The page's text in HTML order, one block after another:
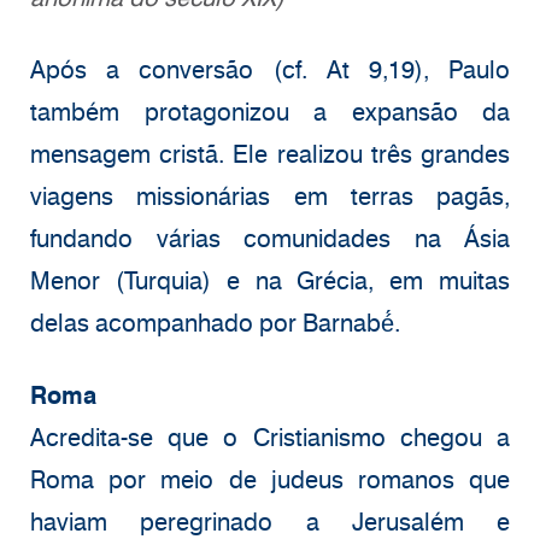
Após a conversão (cf. At 9,19), Paulo
também protagonizou a expansão da
mensagem cristã. Ele realizou três grandes
viagens missionárias em terras pagãs,
fundando várias comunidades na Ásia
Menor (Turquia) e na Grécia, em muitas
delas acompanhado por Barnabé́.
Roma
Acredita-se que o Cristianismo chegou a
Roma por meio de judeus romanos que
haviam peregrinado a Jerusalém e